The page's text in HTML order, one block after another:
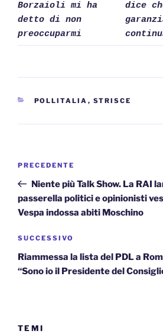
Borzaioli mi ha
detto di non
preoccuparmi
dice
CATEGORIE
POLLITALIA , STRISCE
Articolo
precedente:
PRECEDENTE
Niente più Talk Show. La RAI
passerella politici e opinionisti
Vespa indossa abiti Moschino
Articolo
successivo
SUCCESSIVO
Riammessa la lista del PDL a
“Sono io il Presidente del
TEMI